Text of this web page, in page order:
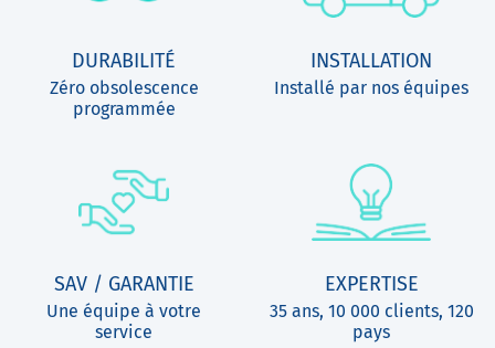
DURABILITÉ
Zéro obsolescence
programmée
INSTALLATION
Installé par nos équipes
SAV / GARANTIE
Une équipe à votre
service
EXPERTISE
35 ans, 10 000 clients, 120
pays